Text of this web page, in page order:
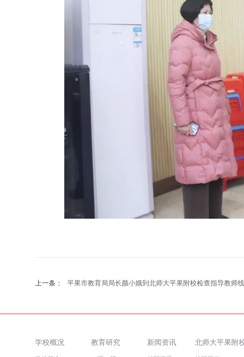
上一条： 平果市教育局局长颜小娥到北师大平果附校检查指导教师
学校概况 教育研究 新闻资讯 北师大平果附